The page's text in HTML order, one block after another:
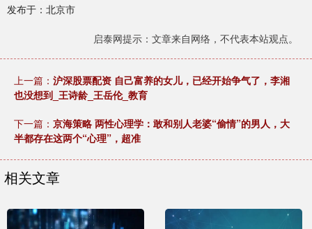
发布于：北京市
启泰网提示：文章来自网络，不代表本站观点。
上一篇： 沪深股票配资 自己富养的女儿，已经开始争气了，李湘
也没想到_王诗龄_王岳伦_教育
下一篇： 京海策略 两性心理学：敢和别人老婆“偷情”的男人，大
半都存在这两个“心理”，超准
相关文章